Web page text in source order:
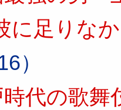
に足りな
）
代の歌舞